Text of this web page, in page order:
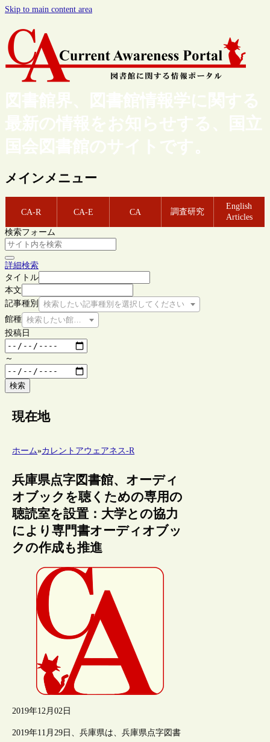
Skip to main content area
図書館界、図書館情報学に関する
最新の情報をお知らせする、国立
国会図書館のサイトです。
メインメニュー
CA-R CA-E CA 調査研究
English
Articles
検索フォーム
詳細検索
タイトル
本文
記事種別
検索したい記事種別を選択してください
館種 検索したい館種を選択してください
投稿日
～
検索
現在地
ホーム»カレントアウェアネス-R
兵庫県点字図書館、オーディ
オブックを聴くための専用の
聴読室を設置：大学との協力
により専門書オーディオブッ
クの作成も推進
2019年12月02日
2019年11月29日、兵庫県は、兵庫県点字図書